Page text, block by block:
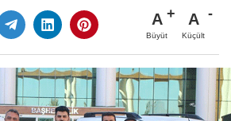
A
Büyüt
A
Küçült